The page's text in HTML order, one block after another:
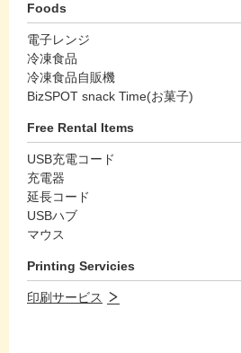
Foods
電子レンジ
冷凍食品
冷凍食品自販機
BizSPOT snack Time(お菓子)
Free Rental Items
USB充電コード
充電器
延長コード
USBハブ
マウス
Printing Servicies
印刷サービス